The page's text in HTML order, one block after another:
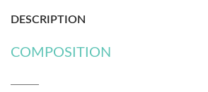
DESCRIPTION
COMPOSITION